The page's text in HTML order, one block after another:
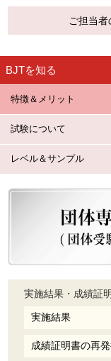
ご担当
BJTを知る
特徴＆メリット
試験について
レベル＆サンプル
実施結果・成績証
実施結果
成績証明書の再